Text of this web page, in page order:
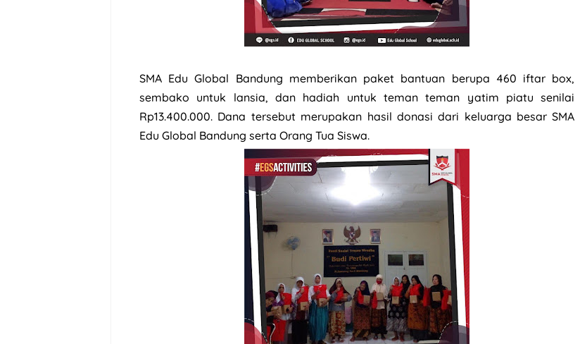
SMA Edu Global Bandung memberikan paket bantuan berupa 460 iftar box,
sembako untuk lansia, dan hadiah untuk teman teman yatim piatu senilai
Rp13.400.000. Dana tersebut merupakan hasil donasi dari keluarga besar SMA
Edu Global Bandung serta Orang Tua Siswa.